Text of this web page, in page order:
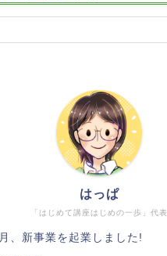
「はじめて講座はじめの一歩」代表
はっぱ
、新事業を起業しました!